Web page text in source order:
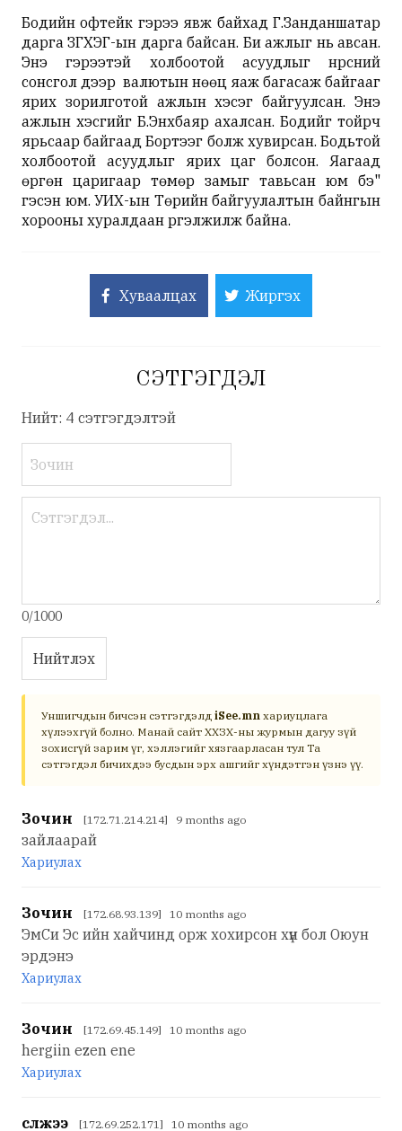
Бодийн офтейк гэрээ явж байхад Г.Занданшатар
дарга ЗГХЭГ-ын дарга байсан. Би ажлыг нь авсан.
Энэ гэрээтэй холбоотой асуудлыг нүүрсний
сонсгол дээр валютын нөөц яаж багасаж байгааг
ярих зорилготой ажлын хэсэг байгуулсан. Энэ
ажлын хэсгийг Б.Энхбаяр ахалсан. Бодийг тойрч
ярьсаар байгаад Бортээг болж хувирсан. Бодьтой
холбоотой асуудлыг ярих цаг болсон. Яагаад
өргөн царигаар төмөр замыг тавьсан юм бэ"
гэсэн юм. УИХ-ын Төрийн байгуулалтын байнгын
хорооны хуралдаан үргэлжилж байна.
Хуваалцах Жиргэх
СЭТГЭГДЭЛ
Нийт: 4 сэтгэгдэлтэй
0/1000
Нийтлэх
Уншигчдын бичсэн сэтгэгдэлд iSee.mn хариуцлага
хүлээхгүй болно. Манай сайт ХХЗХ-ны журмын дагуу зүй
зохисгүй зарим үг, хэллэгийг хязгаарласан тул Та
сэтгэгдэл бичихдээ бусдын эрх ашгийг хүндэтгэн үзнэ үү.
Зочин [172.71.214.214] 9 months ago
зайлаарай
Хариулах
Зочин [172.68.93.139] 10 months ago
ЭмСи Эс ийн хайчинд орж хохирсон хүн бол Оюун
эрдэнэ
Хариулах
Зочин [172.69.45.149] 10 months ago
hergiin ezen ene
Хариулах
сүлжээ [172.69.252.171] 10 months ago